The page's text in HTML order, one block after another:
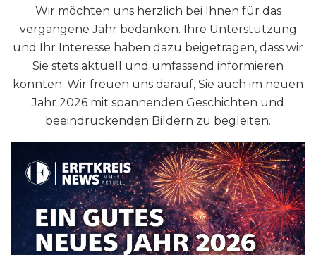
Wir möchten uns herzlich bei Ihnen für das
vergangene Jahr bedanken. Ihre Unterstützung
und Ihr Interesse haben dazu beigetragen, dass wir
Sie stets aktuell und umfassend informieren
konnten. Wir freuen uns darauf, Sie auch im neuen
Jahr 2026 mit spannenden Geschichten und
beeindruckenden Bildern zu begleiten.